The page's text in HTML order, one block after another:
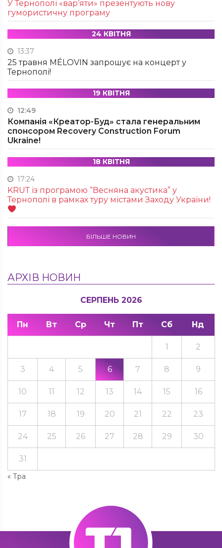
У Тернополі «вар’яти» презентують нову
гумористичну програму
24 КВІТНЯ
13:37
25 травня MÉLOVIN запрошує на концерт у
Тернополі!
19 КВІТНЯ
12:49
Компанія «Креатор-Буд» стала генеральним
спонсором Recovery Construction Forum
Ukraine!
18 КВІТНЯ
17:24
KRUТ із програмою “Весняна акустика” у
Тернополі в рамках туру містами Заходу України!
БІЛЬШЕ НОВИН
АРХІВ НОВИН
СЕРПЕНЬ 2026
Пн Вт Ср Чт Пт Сб Нд
« Тра
1 2
3 4 5 6 7 8 9
10 11 12 13 14 15 16
17 18 19 20 21 22 23
24 25 26 27 28 29 30
31